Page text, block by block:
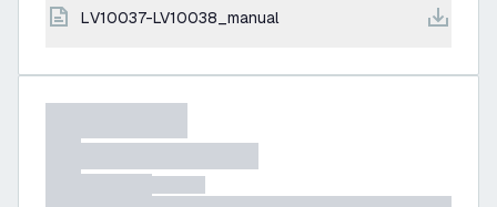
LV10037-LV10038_manual